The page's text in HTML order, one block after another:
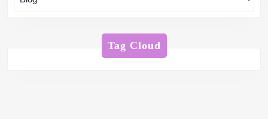
Tag Cloud